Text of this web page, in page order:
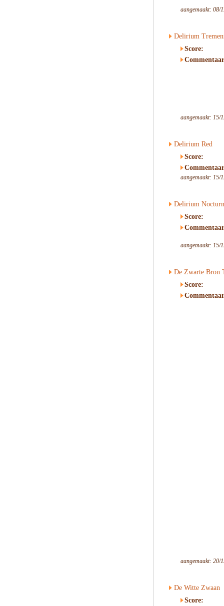
aangemaakt: 08/
Delirium
Score:
aangemaakt: 15/
Delirium Red
Score:
aangemaakt: 15/
Delirium
Score:
aangemaakt: 15/
De Zwarte Bron
Score:
aangemaakt: 20/
De Witte Zwaan
Score: